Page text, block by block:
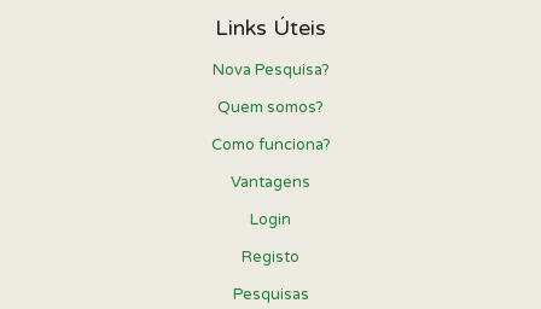
Links Úteis
Nova Pesquisa?
Quem somos?
Como funciona?
Vantagens
Login
Registo
Pesquisas